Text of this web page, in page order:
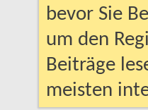
bevor Sie
um den
Beiträge
meisten